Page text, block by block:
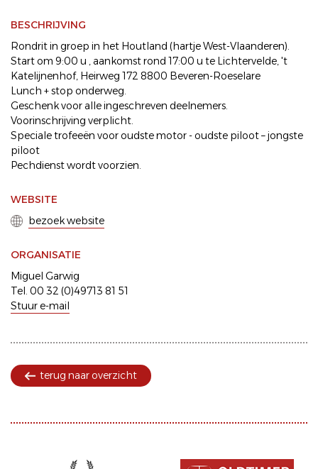
BESCHRIJVING
Rondrit in groep in het Houtland (hartje West-Vlaanderen).
Start om 9:00 u , aankomst rond 17:00 u te Lichtervelde, 't
Katelijnenhof, Heirweg 172 8800 Beveren-Roeselare
Lunch + stop onderweg.
Geschenk voor alle ingeschreven deelnemers.
Voorinschrijving verplicht.
Speciale trofeeën voor oudste motor - oudste piloot – jongste
piloot
Pechdienst wordt voorzien.
WEBSITE
bezoek website
ORGANISATIE
Miguel Garwig
Tel. 00 32 (0)49713 81 51
Stuur e-mail
terug naar overzicht